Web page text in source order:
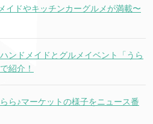
イドやキッチンカーグルメが満載〜
ンドメイドとグルメイベント「うら
紹介！
ら♪マーケットの様子をニュース番